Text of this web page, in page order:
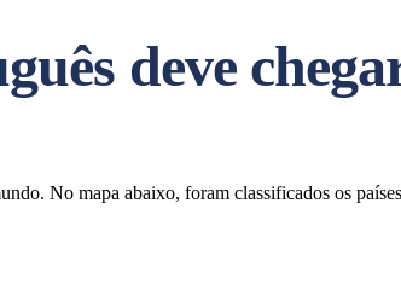
deve
No mapa abaixo, foram classificados os